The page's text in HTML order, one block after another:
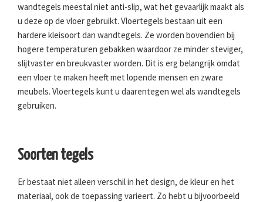
wandtegels meestal niet anti-slip, wat het gevaarlijk maakt als
u deze op de vloer gebruikt. Vloertegels bestaan uit een
hardere kleisoort dan wandtegels. Ze worden bovendien bij
hogere temperaturen gebakken waardoor ze minder steviger,
slijtvaster en breukvaster worden. Dit is erg belangrijk omdat
een vloer te maken heeft met lopende mensen en zware
meubels. Vloertegels kunt u daarentegen wel als wandtegels
gebruiken.
Soorten tegels
Er bestaat niet alleen verschil in het design, de kleur en het
materiaal, ook de toepassing varieert. Zo hebt u bijvoorbeeld